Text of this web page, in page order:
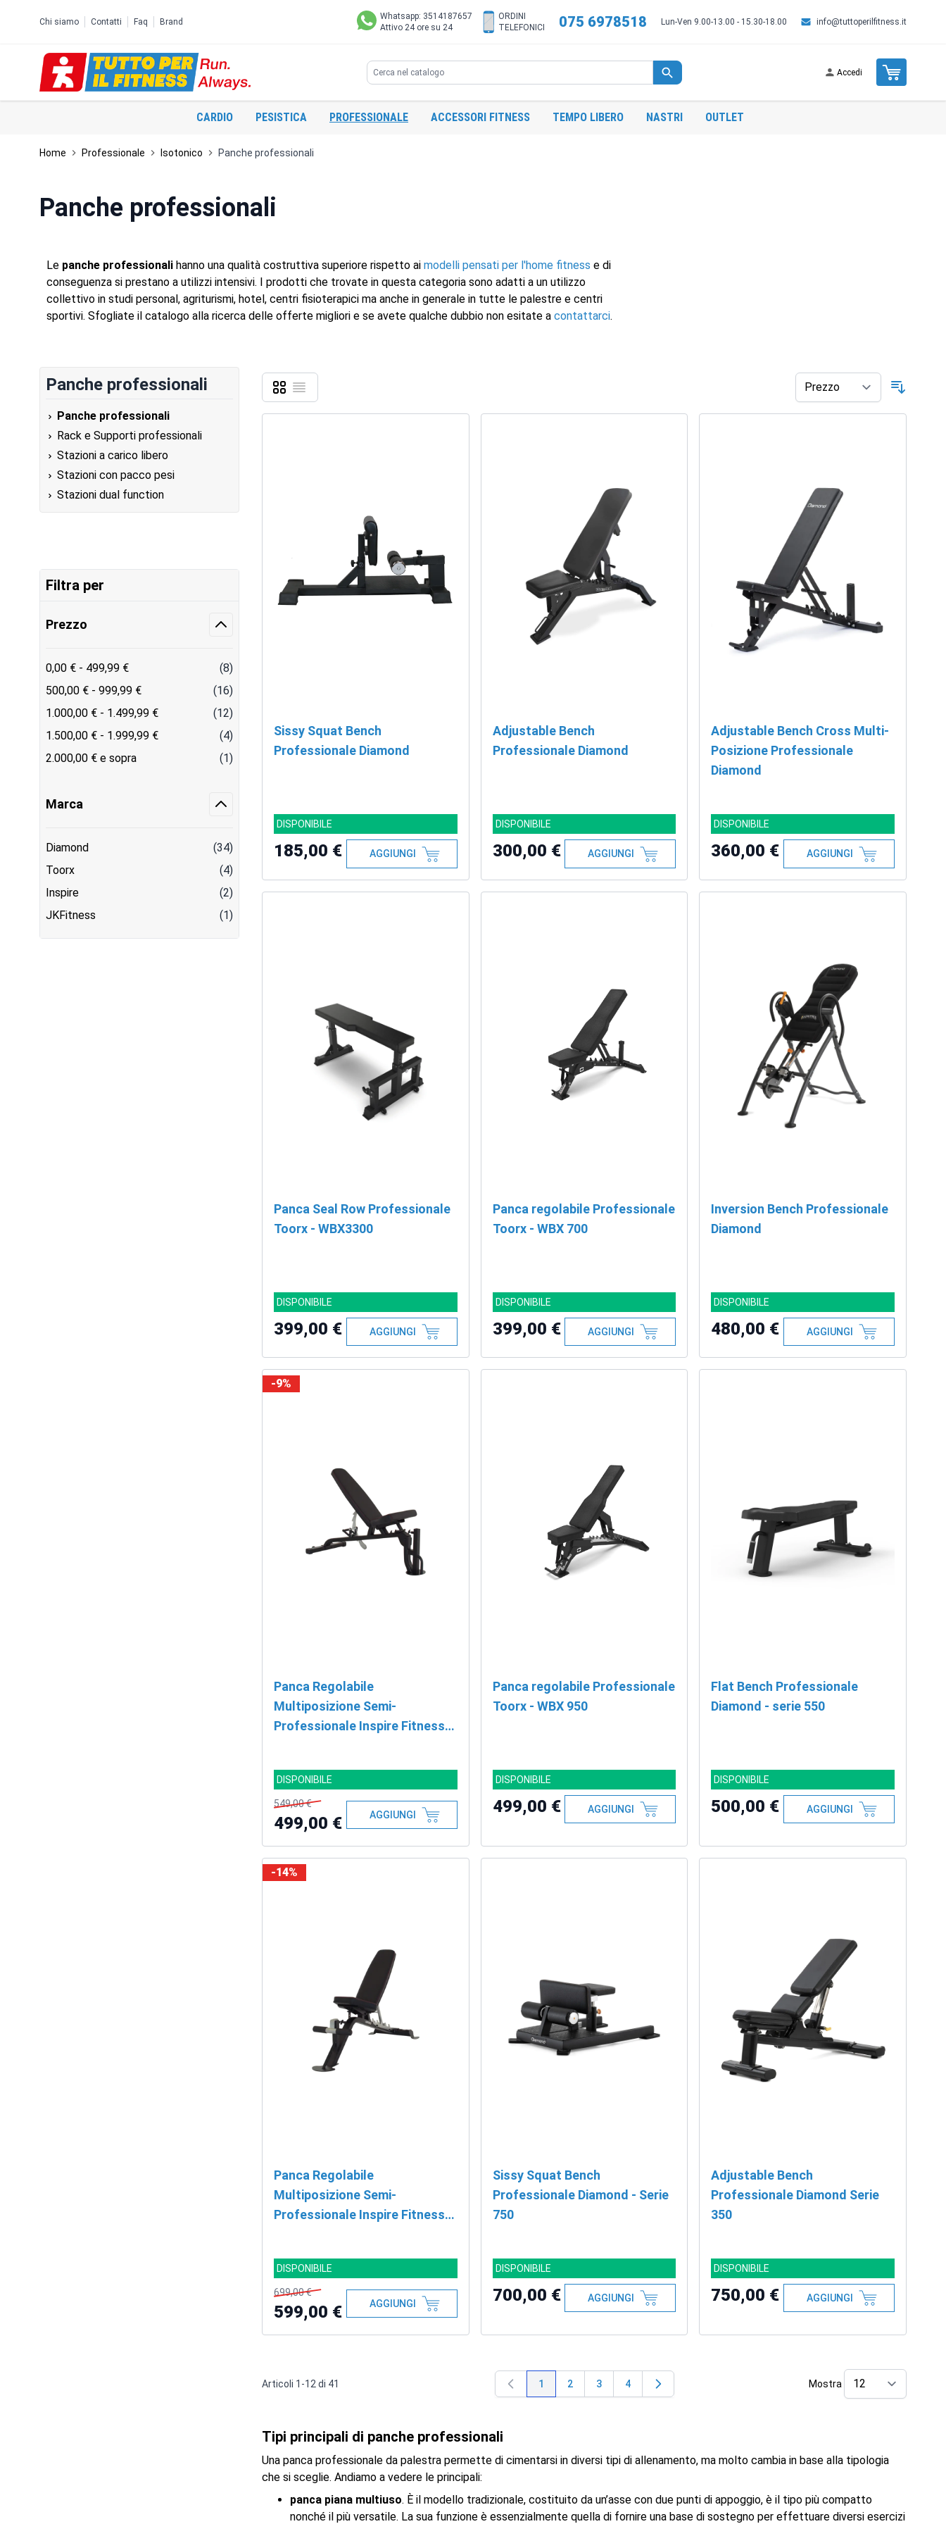
Chi siamo Contatti Faq Brand
Whatsapp: 3514187657
Attivo 24 ore su 24
ORDINI
TELEFONICI
075 6978518 Lun-Ven 9.00-13.00 - 15.30-18.00 info@tuttoperilfitness.it
Accedi Cart
CARDIO PESISTICA PROFESSIONALE ACCESSORI FITNESS TEMPO LIBERO NASTRI OUTLET
Home Professionale Isotonico Panche professionali
Panche professionali
Le panche professionali hanno una qualità costruttiva superiore rispetto ai modelli pensati per l'home fitness e di
conseguenza si prestano a utilizzi intensivi. I prodotti che trovate in questa categoria sono adatti a un utilizzo
collettivo in studi personal, agriturismi, hotel, centri fisioterapici ma anche in generale in tutte le palestre e centri
sportivi. Sfogliate il catalogo alla ricerca delle offerte migliori e se avete qualche dubbio non esitate a contattarci.
Panche professionali
Panche professionali
Rack e Supporti professionali
Stazioni a carico libero
Stazioni con pacco pesi
Stazioni dual function
Filtra per
Prezzo
0,00 € - 499,99 €
(8)
500,00 € - 999,99 €
(16)
1.000,00 € - 1.499,99 €
(12)
1.500,00 € - 1.999,99 €
(4)
2.000,00 € e sopra (1)
Marca
Diamond
(34)
Toorx
(4)
Inspire
(2)
JKFitness
(1)
Mostra come
Griglia
Lista
Sissy Squat Bench
Professionale Diamond
DISPONIBILE
185,00 € AGGIUNGI
Adjustable Bench
Professionale Diamond
DISPONIBILE
300,00 € AGGIUNGI
Adjustable Bench Cross Multi-
Posizione Professionale
Diamond
DISPONIBILE
360,00 € AGGIUNGI
Panca Seal Row Professionale
Toorx - WBX3300
DISPONIBILE
399,00 € AGGIUNGI
Panca regolabile Professionale
Toorx - WBX 700
DISPONIBILE
399,00 € AGGIUNGI
Inversion Bench Professionale
Diamond
DISPONIBILE
480,00 € AGGIUNGI
Panca Regolabile
Multiposizione Semi-
Professionale Inspire Fitness
DISPONIBILE
-9%
549,00 €
499,00 € AGGIUNGI
Panca regolabile Professionale
Toorx - WBX 950
DISPONIBILE
499,00 € AGGIUNGI
Flat Bench Professionale
Diamond - serie 550
DISPONIBILE
500,00 € AGGIUNGI
Panca Regolabile
Multiposizione Semi-
Professionale Inspire Fitness
DISPONIBILE
-14%
699,00 €
599,00 € AGGIUNGI
Sissy Squat Bench
Professionale Diamond - Serie
750
DISPONIBILE
700,00 € AGGIUNGI
Adjustable Bench
Professionale Diamond Serie
350
DISPONIBILE
750,00 € AGGIUNGI
Articoli 1 -12 di 41
Attualmente stai leggendo la pagina
1
Pagina
2
Pagina
3
Pagina
4 Mostra
Tipi principali di panche professionali
Una panca professionale da palestra permette di cimentarsi in diversi tipi di allenamento, ma molto cambia in base alla tipologia
che si sceglie. Andiamo a vedere le principali:
panca piana multiuso. È il modello tradizionale, costituito da un’asse con due punti di appoggio, è il tipo più compatto
nonché il più versatile. La sua funzione è essenzialmente quella di fornire una base di sostegno per effettuare diversi esercizi